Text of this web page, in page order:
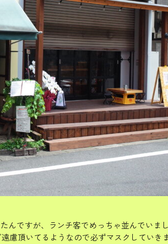
んですが、ランチ客でめっちゃ並んでい
慮頂いてるようなので必ずマスクしていき